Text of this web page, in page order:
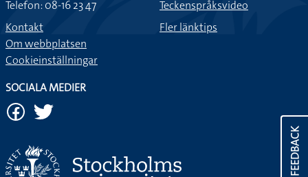
FEEDBACK
Telefon: 08-16 23 47
Kontakt
Om webbplatsen
Cookieinställningar
Teckenspråksvideo
Fler länktips
SOCIALA MEDIER